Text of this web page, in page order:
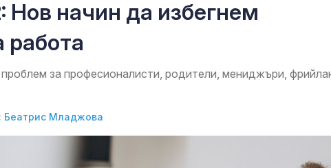
начин да избегнем
работа
за професионалисти, родители, мениджъри,
Беатрис Младжова